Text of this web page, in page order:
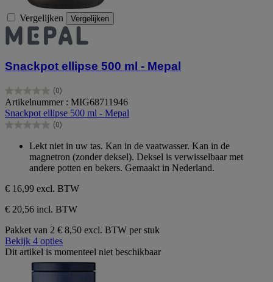
Vergelijken Vergelijken
Snackpot ellipse 500 ml - Mepal
(0)
0.0
van
de
5
Artikelnummer : MIG68711946
Snackpot ellipse 500 ml - Mepal
(0)
0.0
sterren.
Lekt niet in uw tas. Kan in de vaatwasser. Kan in de
magnetron (zonder deksel). Deksel is verwisselbaar met
andere potten en bekers. Gemaakt in Nederland.
€ 16,99 excl. BTW
€ 20,56 incl. BTW
Pakket van 2 € 8,50 excl. BTW per stuk
Bekijk 4 opties
Dit artikel is momenteel niet beschikbaar